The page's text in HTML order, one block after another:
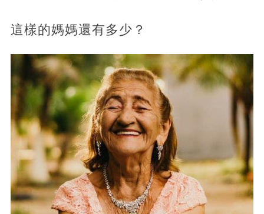
這樣的媽媽還有多少？